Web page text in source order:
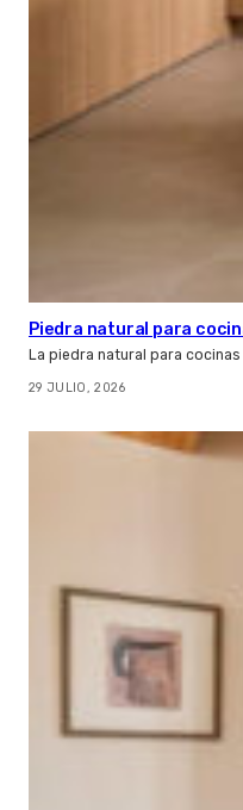
Piedra natural para
La piedra natural para
29 JULIO, 2026